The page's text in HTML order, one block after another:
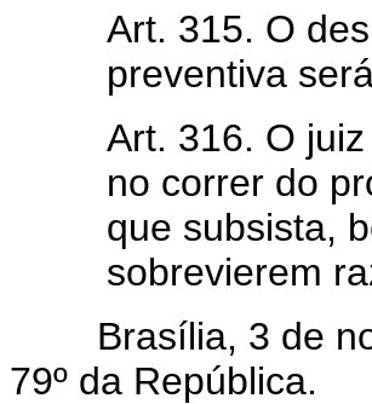
Art. 315. O
preventiva
Art. 316. O
no correr do
que subsista,
sobrevierem
Brasília, 3 de
79º da República.